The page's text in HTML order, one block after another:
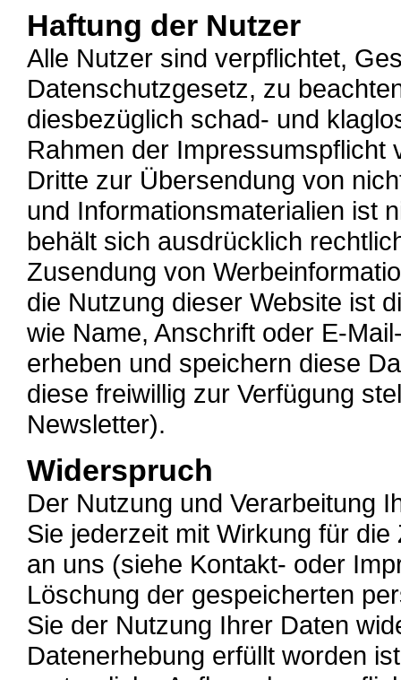
Haftung der Nutzer
Alle Nutzer sind verpflichtet,
Datenschutzgesetz, zu
diesbezüglich schad- und
Rahmen der Impressumspflicht
Dritte zur Übersendung von
und Informationsmaterialien ist
behält sich ausdrücklich
Zusendung von
die Nutzung dieser Website ist
wie Name, Anschrift oder E-
erheben und speichern diese
diese freiwillig zur Verfügung
Newsletter).
Widerspruch
Der Nutzung und Verarbeitung
Sie jederzeit mit Wirkung für
an uns (siehe Kontakt- oder
Löschung der gespeicherten
Sie der Nutzung Ihrer Daten
Datenerhebung erfüllt worden